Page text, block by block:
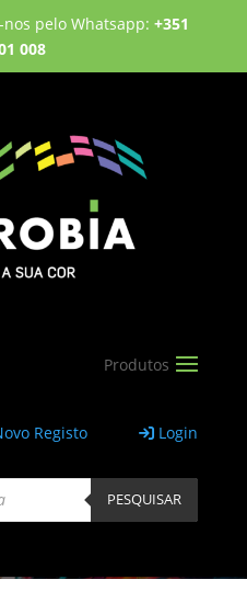
pelo Whatsapp: +351
008
Registo Login
PESQUISAR